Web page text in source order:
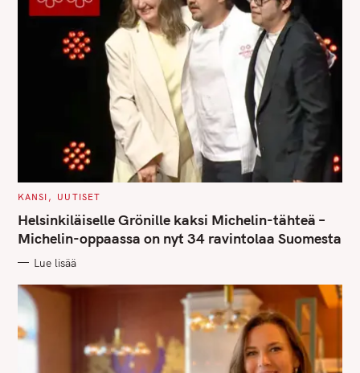
C
T
E
G
O
I
S
KANSI UUTISET
Helsinkiläiselle Grönille kaksi Michelin-tähteä –
Michelin-oppaassa on nyt 34 ravintolaa Suomesta
Lue lisää